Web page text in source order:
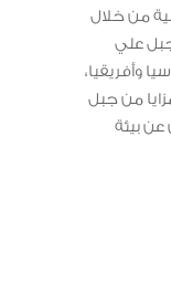
من خلال
علي
وأفريقيا،
من جبل
عن بيئة